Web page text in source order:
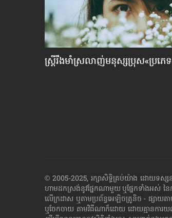
ស្ដ្រីរឹងមាំស្រលាញ់មនុស្សប្រុស«ប្រភេ
© 2005-2025, រក្សាសិទ្ធិគ្រប់យ៉ាង ដោយទស្ស
ហាម​ដក​ស្រង់​នូវ​ផ្នែក​ណា​មួយ​ ឬ​ផ្នែក​ទាំង​អស់ ​នៃ​
លើក្រដាស ឬតាម​ប្រព័ន្ធ​អេឡិច​ត្រូនិច - ផ្សាយ​
ឬ​ចែក​ចាយ​ តាមវិធីណាក៏ដោយ ដោយ​គ្មាន​ការ​យ